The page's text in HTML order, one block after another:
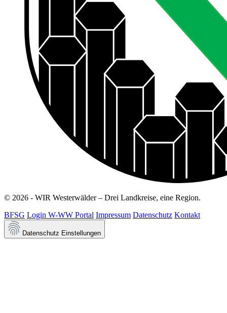
© 2026 - WIR Westerwälder – Drei Landkreise, eine Region.
BFSG Login W-WW Portal Impressum Datenschutz Kontakt
Datenschutz Einstellungen